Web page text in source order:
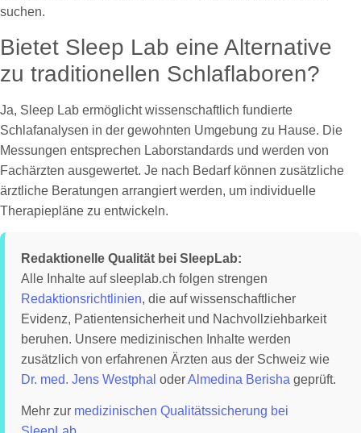
suchen.
Bietet Sleep Lab eine Alternative
zu traditionellen Schlaflaboren?
Ja, Sleep Lab ermöglicht wissenschaftlich fundierte
Schlafanalysen in der gewohnten Umgebung zu Hause. Die
Messungen entsprechen Laborstandards und werden von
Fachärzten ausgewertet. Je nach Bedarf können zusätzliche
ärztliche Beratungen arrangiert werden, um individuelle
Therapiepläne zu entwickeln.
Redaktionelle Qualität bei SleepLab:
Alle Inhalte auf sleeplab.ch folgen strengen
Redaktionsrichtlinien, die auf wissenschaftlicher
Evidenz, Patientensicherheit und Nachvollziehbarkeit
beruhen. Unsere medizinischen Inhalte werden
zusätzlich von erfahrenen Ärzten aus der Schweiz wie
Dr. med. Jens Westphal oderAlmedina Berisha geprüft.
Mehr zur medizinischen Qualitätssicherung bei